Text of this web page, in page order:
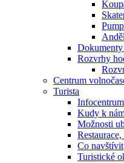
Rozvrhy
Centrum
Turista
Infocentrum
Kudy k
Možnosti
Co navštívit
Turistické